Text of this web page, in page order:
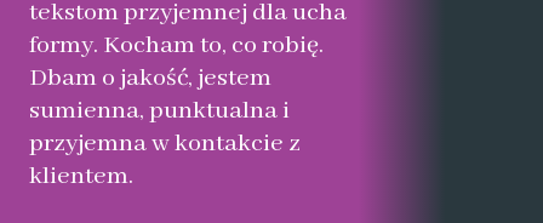
tekstom przyjemnej dla ucha
formy. Kocham to, co robię.
Dbam o jakość, jestem
sumienna, punktualna i
przyjemna w kontakcie z
klientem.